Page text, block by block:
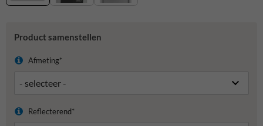
Product samenstellen
Afmeting*
Reflecterend*